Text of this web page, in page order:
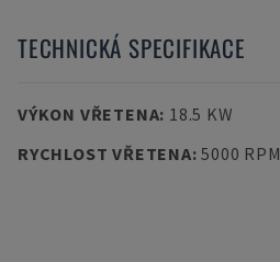
TECHNICKÁ SPECIFIKACE
VÝKON VŘETENA: 18.5 KW
RYCHLOST VŘETENA:5000 RPM